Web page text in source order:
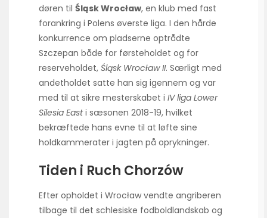
døren til Śląsk Wrocław, en klub med fast
forankring i Polens øverste liga. I den hårde
konkurrence om pladserne optrådte
Szczepan både for førsteholdet og for
reserveholdet, Śląsk Wrocław II. Særligt med
andetholdet satte han sig igennem og var
med til at sikre mesterskabet i IV liga Lower
Silesia Easti sæsonen 2018-19, hvilket
bekræftede hans evne til at løfte sine
holdkammerater i jagten på oprykninger.
Tiden i Ruch Chorzów
Efter opholdet i Wrocław vendte angriberen
tilbage til det schlesiske fodboldlandskab og